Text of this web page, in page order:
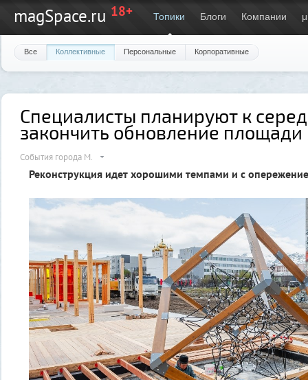
magSpace.ru 18+ Топики Блоги Компании μ
Все Коллективные Персональные Корпоративные
Специалисты планируют к
закончить обновление
События города М.
Реконструкция идет хорошими темпами и с